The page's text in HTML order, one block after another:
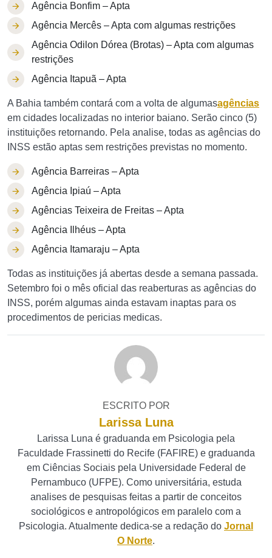
Agência Bonfim – Apta
Agência Mercês – Apta com algumas restrições
Agência Odilon Dórea (Brotas) – Apta com algumas
restrições
Agência Itapuã – Apta
A Bahia também contará com a volta de algumasagências
em cidades localizadas no interior baiano. Serão cinco (5)
instituições retornando. Pela analise, todas as agências do
INSS estão aptas sem restrições previstas no momento.
Agência Barreiras – Apta
Agência Ipiaú – Apta
Agências Teixeira de Freitas – Apta
Agência Ilhéus – Apta
Agência Itamaraju – Apta
Todas as instituições já abertas desde a semana passada.
Setembro foi o mês oficial das reaberturas as agências do
INSS, porém algumas ainda estavam inaptas para os
procedimentos de pericias medicas.
ESCRITO POR
Larissa Luna
Larissa Luna é graduanda em Psicologia pela
Faculdade Frassinetti do Recife (FAFIRE) e graduanda
em Ciências Sociais pela Universidade Federal de
Pernambuco (UFPE). Como universitária, estuda
analises de pesquisas feitas a partir de conceitos
sociológicos e antropológicos em paralelo com a
Psicologia. Atualmente dedica-se a redação do Jornal
O Norte.